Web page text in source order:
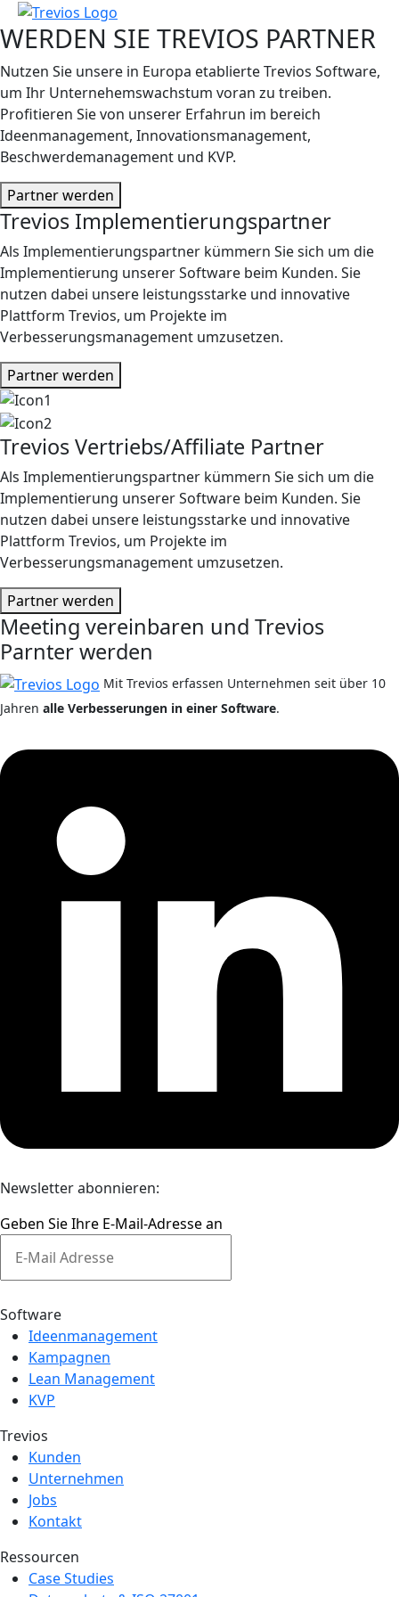
WERDEN SIE TREVIOS PARTNER
Nutzen Sie unsere in Europa etablierte Trevios Software,
um Ihr Unternehemswachstum voran zu treiben.
Profitieren Sie von unserer Erfahrun im bereich
Ideenmanagement, Innovationsmanagement,
Beschwerdemanagement und KVP.
Partner werden
Trevios Implementierungspartner
Als Implementierungspartner kümmern Sie sich um die
Implementierung unserer Software beim Kunden. Sie
nutzen dabei unsere leistungsstarke und innovative
Plattform Trevios, um Projekte im
Verbesserungsmanagement umzusetzen.
Partner werden
Trevios Vertriebs/Affiliate Partner
Als Implementierungspartner kümmern Sie sich um die
Implementierung unserer Software beim Kunden. Sie
nutzen dabei unsere leistungsstarke und innovative
Plattform Trevios, um Projekte im
Verbesserungsmanagement umzusetzen.
Partner werden
Meeting vereinbaren und Trevios
Parnter werden
Mit Trevios erfassen Unternehmen seit über 10
Jahren alle Verbesserungen in einer Software.
Newsletter abonnieren:
Geben Sie Ihre E-Mail-Adresse an
Software
Ideenmanagement
Kampagnen
Lean Management
KVP
Trevios
Kunden
Unternehmen
Jobs
Kontakt
Ressourcen
Case Studies